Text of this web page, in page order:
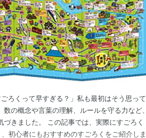
ろくって早すぎる？」私も最初はそう思って
の概念や言葉の理解、ルールを守る力など、
きました。 この記事では、実際にすごろく
初心者にもおすすめのすごろくをご紹介しま